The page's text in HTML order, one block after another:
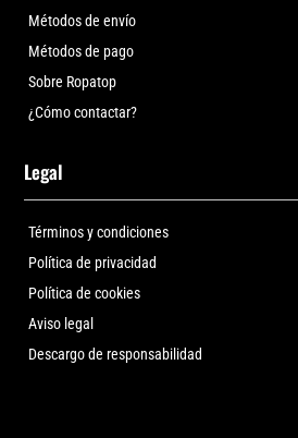
Métodos de envío
Métodos de pago
Sobre Ropatop
¿Cómo contactar?
Legal
Términos y condiciones
Política de privacidad
Política de cookies
Aviso legal
Descargo de responsabilidad